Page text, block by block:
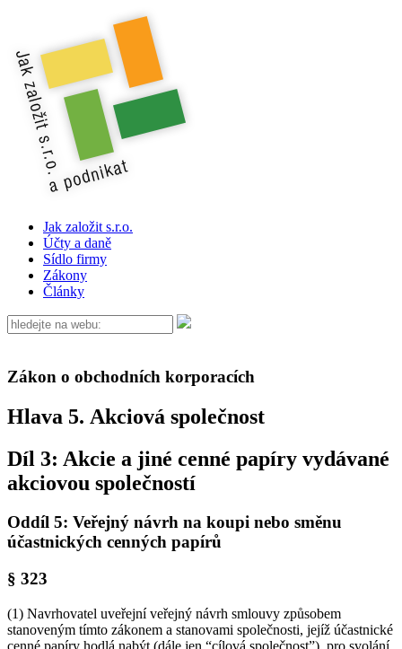
Jak založit s.r.o.
Účty a daně
Sídlo firmy
Zákony
Články
Zákon o obchodních korporacích
Hlava 5. Akciová společnost
Díl 3: Akcie a jiné cenné papíry vydávané
akciovou společností
Oddíl 5: Veřejný návrh na koupi nebo směnu
účastnických cenných papírů
§ 323
(1) Navrhovatel uveřejní veřejný návrh smlouvy způsobem
stanoveným tímto zákonem a stanovami společnosti, jejíž účastnické
cenné papíry hodlá nabýt (dále jen “cílová společnost”), pro svolání